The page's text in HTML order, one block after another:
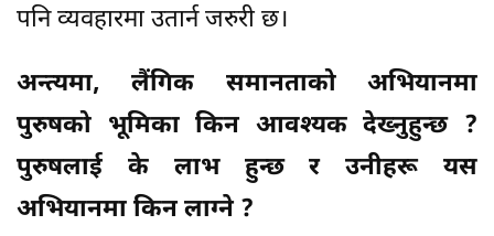
पनि व्यवहारमा उतार्न जरुरी छ।
अन्त्यमा, लैंगिक समानताको अभियानमा
पुरुषको भूमिका किन आवश्यक देख्नुहुन्छ ?
पुरुषलाई के लाभ हुन्छ र उनीहरू यस
अभियानमा किन लाग्ने ?